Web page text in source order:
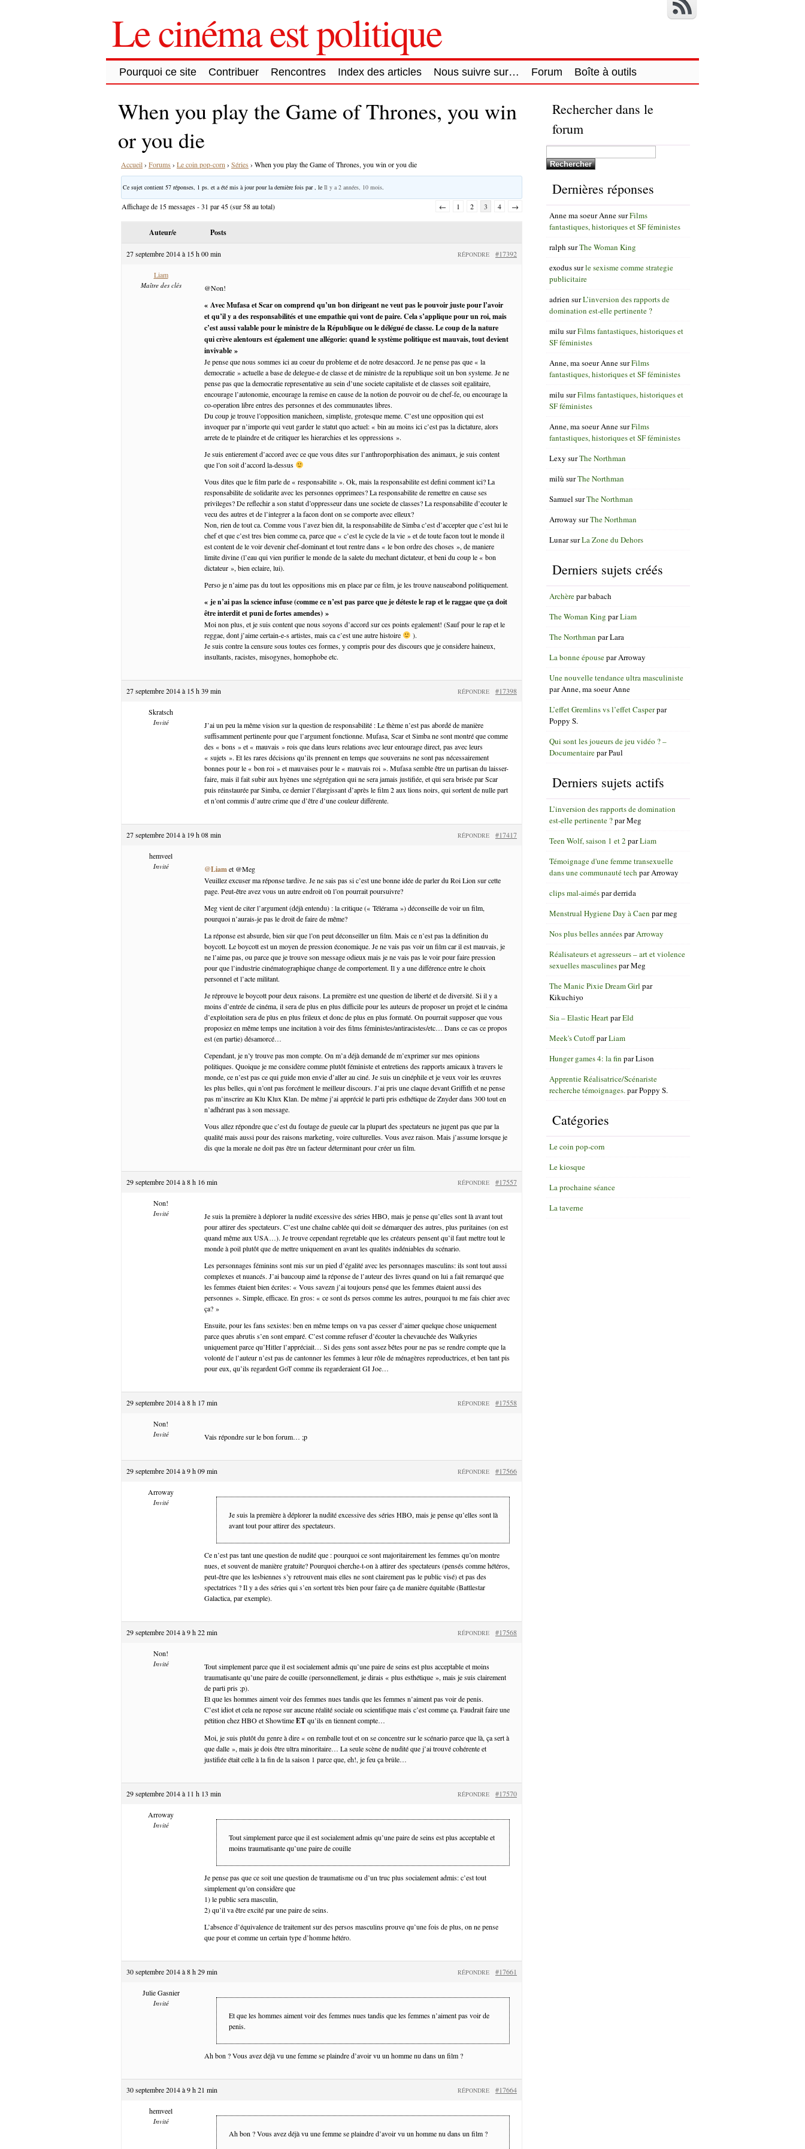
Le cinéma est politique
Pourquoi ce site Contribuer Rencontres Index des articles Nous suivre sur… Forum Boîte à outils
When you play the Game of Thrones, you win
or you die
Accueil› Forums › Le coin pop-corn › Séries › When you play the Game of Thrones, you win or you die
Ce sujet contient 57 réponses, 1 ps. et a été mis à jour pour la dernière fois par , le Il y a 2 années, 10 mois
Affichage de 15 messages - 31 par 45 (sur 58 au total) ← 1 2 3 4 →
Auteur/e Posts
27 septembre 2014 à 15 h 00 min #17392
RÉPONDRE
Liam
Maître des clés @Non!
« Avec Mufasa et Scar on comprend qu’un bon dirigeant ne veut pas le pouvoir juste pour l’avoir
et qu’il y a des responsabilités et une empathie qui vont de paire. Cela s’applique pour un roi, mais
c’est aussi valable pour le ministre de la République ou le délégué de classe. Le coup de la nature
qui crève alentours est également une allégorie: quand le système politique est mauvais, tout devient
invivable »
Je pense que nous sommes ici au coeur du probleme et de notre desaccord. Je ne pense pas que « la
democratie » actuelle a base de delegue-e de classe et de ministre de la republique soit un bon systeme. Je ne
pense pas que la democratie representative au sein d’une societe capitaliste et de classes soit egalitaire,
encourage l’autonomie, encourage la remise en cause de la notion de pouvoir ou de chef-fe, ou encourage la
co-operation libre entres des personnes et des communautes libres.
Du coup je trouve l’opposition manicheen, simpliste, grotesque meme. C’est une opposition qui est
invoquer par n’importe qui veut garder le statut quo actuel: « bin au moins ici c’est pas la dictature, alors
arrete de te plaindre et de critiquer les hierarchies et les oppressions ».
Je suis entierement d’accord avec ce que vous dites sur l’anthroporphisation des animaux, je suis content
que l’on soit d’accord la-dessus
Vous dites que le film parle de « responsabilite ». Ok, mais la responsabilite est defini comment ici? La
responsabilite de solidarite avec les personnes opprimees? La responsabilite de remettre en cause ses
privileges? De reflechir a son statut d’oppresseur dans une societe de classes? La responsabilite d’ecouter le
vecu des autres et de l’integrer a la facon dont on se comporte avec elleux?
Non, rien de tout ca. Comme vous l’avez bien dit, la responsabilite de Simba c’est d’accepter que c’est lui le
chef et que c’est tres bien comme ca, parce que « c’est le cycle de la vie » et de toute facon tout le monde il
est content de le voir devenir chef-dominant et tout rentre dans « le bon ordre des choses », de maniere
limite divine (l’eau qui vien purifier le monde de la salete du mechant dictateur, et beni du coup le « bon
dictateur », bien eclaire, lui).
Perso je n’aime pas du tout les oppositions mis en place par ce film, je les trouve nauseabond politiquement.
« je n’ai pas la science infuse (comme ce n’est pas parce que je déteste le rap et le raggae que ça doit
être interdit et puni de fortes amendes) »
Moi non plus, et je suis content que nous soyons d’accord sur ces points egalement! (Sauf pour le rap et le
reggae, dont j’aime certain-e-s artistes, mais ca c’est une autre histoire
).
Je suis contre la censure sous toutes ces formes, y compris pour des discours que je considere haineux,
insultants, racistes, misogynes, homophobe etc.
27 septembre 2014 à 15 h 39 min #17398
RÉPONDRE
Skratsch
Invité
J’ai un peu la même vision sur la question de responsabilité : Le thème n’est pas abordé de manière
suffisamment pertinente pour que l’argument fonctionne. Mufasa, Scar et Simba ne sont montré que comme
des « bons » et « mauvais » rois que dans leurs relations avec leur entourage direct, pas avec leurs
« sujets ». Et les rares décisions qu’ils prennent en temps que souverains ne sont pas nécessairement
bonnes pour le « bon roi » et mauvaises pour le « mauvais roi ». Mufasa semble être un partisan du laisser-
faire, mais il fait subir aux hyènes une ségrégation qui ne sera jamais justifiée, et qui sera brisée par Scar
puis réinstaurée par Simba, ce dernier l’élargissant d’après le film 2 aux lions noirs, qui sortent de nulle part
et n’ont commis d’autre crime que d’être d’une couleur différente.
27 septembre 2014 à 19 h 08 min #17417
RÉPONDRE
hemveel
Invité @Liamet @Meg
Veuillez excuser ma réponse tardive. Je ne sais pas si c’est une bonne idée de parler du Roi Lion sur cette
page. Peut-être avez vous un autre endroit où l’on pourrait poursuivre?
Meg vient de citer l’argument (déjà entendu) : la critique (« Télérama ») déconseille de voir un film,
pourquoi n’aurais-je pas le droit de faire de même?
La réponse est absurde, bien sûr que l’on peut déconseiller un film. Mais ce n’est pas la définition du
boycott. Le boycott est un moyen de pression économique. Je ne vais pas voir un film car il est mauvais, je
ne l’aime pas, ou parce que je trouve son message odieux mais je ne vais pas le voir pour faire pression
pour que l’industrie cinématographique change de comportement. Il y a une différence entre le choix
personnel et l’acte militant.
Je réprouve le boycott pour deux raisons. La première est une question de liberté et de diversité. Si il y a
moins d’entrée de cinéma, il sera de plus en plus difficile pour les auteurs de proposer un projet et le cinéma
d’exploitation sera de plus en plus frileux et donc de plus en plus formaté. On pourrait supposer que vous
proposiez en même temps une incitation à voir des films féministes/antiracistes/etc… Dans ce cas ce propos
est (en partie) désamorcé…
Cependant, je n’y trouve pas mon compte. On m’a déjà demandé de m’exprimer sur mes opinions
politiques. Quoique je me considère comme plutôt féministe et entretiens des rapports amicaux à travers le
monde, ce n’est pas ce qui guide mon envie d’aller au ciné. Je suis un cinéphile et je veux voir les œuvres
les plus belles, qui n’ont pas forcément le meilleur discours. J’ai pris une claque devant Griffith et ne pense
pas m’inscrire au Klu Klux Klan. De même j’ai apprécié le parti pris esthétique de Znyder dans 300 tout en
n’adhérant pas à son message.
Vous allez répondre que c’est du foutage de gueule car la plupart des spectateurs ne jugent pas que par la
qualité mais aussi pour des raisons marketing, voire culturelles. Vous avez raison. Mais j’assume lorsque je
dis que la morale ne doit pas être un facteur déterminant pour créer un film.
29 septembre 2014 à 8 h 16 min #17557
RÉPONDRE
Non!
Invité
Je suis la première à déplorer la nudité excessive des séries HBO, mais je pense qu’elles sont là avant tout
pour attirer des spectateurs. C’est une chaîne cablée qui doit se démarquer des autres, plus puritaines (on est
quand même aux USA…). Je trouve cependant regretable que les créateurs pensent qu’il faut mettre tout le
monde à poil plutôt que de mettre uniquement en avant les qualités indéniables du scénario.
Les personnages féminins sont mis sur un pied d’égalité avec les personnages masculins: ils sont tout aussi
complexes et nuancés. J’ai baucoup aimé la réponse de l’auteur des livres quand on lui a fait remarqué que
les femmes étaient bien écrites: « Vous savezn j’ai toujours pensé que les femmes étaient aussi des
personnes ». Simple, efficace. En gros: « ce sont ds persos comme les autres, pourquoi tu me fais chier avec
ça? »
Ensuite, pour les fans sexistes: ben en même temps on va pas cesser d’aimer quelque chose uniquement
parce ques abrutis s’en sont emparé. C’est comme refuser d’écouter la chevauchée des Walkyries
uniquement parce qu’Hitler l’appréciait… Si des gens sont assez bêtes pour ne pas se rendre compte que la
volonté de l’auteur n’est pas de cantonner les femmes à leur rôle de ménagères reproductrices, et ben tant pis
pour eux, qu’ils regardent GoT comme ils regarderaient GI Joe…
29 septembre 2014 à 8 h 17 min #17558
RÉPONDRE
Non!
Invité Vais répondre sur le bon forum… ;p
29 septembre 2014 à 9 h 09 min #17566
RÉPONDRE
Arroway
Invité
Je suis la première à déplorer la nudité excessive des séries HBO, mais je pense qu’elles sont là
avant tout pour attirer des spectateurs.
Ce n’est pas tant une question de nudité que : pourquoi ce sont majoritairement les femmes qu’on montre
nues, et souvent de manière gratuite? Pourquoi cherche-t-on à attirer des spectateurs (pensés comme hétéros,
peut-être que les lesbiennes s’y retrouvent mais elles ne sont clairement pas le public visé) et pas des
spectatrices ? Il y a des séries qui s’en sortent très bien pour faire ça de manière équitable (Battlestar
Galactica, par exemple).
29 septembre 2014 à 9 h 22 min #17568
RÉPONDRE
Non!
Invité
Tout simplement parce que il est socialement admis qu’une paire de seins est plus acceptable et moins
traumatisante qu’une paire de couille (personnellement, je dirais « plus esthétique », mais je suis clairement
de parti pris ;p).
Et que les hommes aiment voir des femmes nues tandis que les femmes n’aiment pas voir de penis.
C’est idiot et cela ne repose sur aucune réalité sociale ou scientifique mais c’est comme ça. Faudrait faire une
pétition chez HBO et ShowtimeETqu’ils en tiennent compte…
Moi, je suis plutôt du genre à dire « on remballe tout et on se concentre sur le scénario parce que là, ça sert à
que dalle », mais je dois être ultra minoritaire… La seule scène de nudité que j’ai trouvé cohérente et
justifiée était celle à la fin de la saison 1 parce que, eh!, je feu ça brûle…
29 septembre 2014 à 11 h 13 min #17570
RÉPONDRE
Arroway
Invité
Tout simplement parce que il est socialement admis qu’une paire de seins est plus acceptable et
moins traumatisante qu’une paire de couille
Je pense pas que ce soit une question de traumatisme ou d’un truc plus socialement admis: c’est tout
simplement qu’on considère que
1) le public sera masculin,
2) qu’il va être excité par une paire de seins.
L’absence d’équivalence de traitement sur des persos masculins prouve qu’une fois de plus, on ne pense
que pour et comme un certain type d’homme hétéro.
30 septembre 2014 à 8 h 29 min #17661
RÉPONDRE
Julie Gasnier
Invité
Et que les hommes aiment voir des femmes nues tandis que les femmes n’aiment pas voir de
penis.
Ah bon ? Vous avez déjà vu une femme se plaindre d’avoir vu un homme nu dans un film ?
30 septembre 2014 à 9 h 21 min #17664
RÉPONDRE
hemveel
Invité
Ah bon ? Vous avez déjà vu une femme se plaindre d’avoir vu un homme nu dans un film ?
Rechercher dans le
forum
Dernières réponses
Anne ma soeur AnnesurFilms
fantastiques, historiques et SF féministes
ralph surThe Woman King
exodussurle sexisme comme strategie
publicitaire
adrien surL’inversion des rapports de
domination est-elle pertinente ?
milu surFilms fantastiques, historiques et
SF féministes
Anne, ma soeur AnnesurFilms
fantastiques, historiques et SF féministes
milu surFilms fantastiques, historiques et
SF féministes
Anne, ma soeur AnnesurFilms
fantastiques, historiques et SF féministes
Lexy surThe Northman
milù surThe Northman
Samuel surThe Northman
Arroway surThe Northman
LunarsurLa Zone du Dehors
Derniers sujets créés
Archèreparbabach
The Woman King parLiam
The Northman parLara
La bonne épouseparArroway
Une nouvelle tendance ultra masculiniste
parAnne, ma soeur Anne
L’effet Gremlins vs l’effet Casperpar
Poppy S.
Qui sont les joueurs de jeu vidéo ? –
DocumentaireparPaul
Derniers sujets actifs
L’inversion des rapports de domination
est-elle pertinente ?parMeg
Teen Wolf, saison 1 et 2 parLiam
Témoignage d'une femme transexuelle
dans une communauté tech parArroway
clips mal-aimésparderrida
Menstrual Hygiene Day à Caen parmeg
Nos plus belles annéesparArroway
Réalisateurs et agresseurs – art et violence
sexuelles masculinesparMeg
The Manic Pixie Dream Girl par
Kikuchiyo
Sia – Elastic HeartparEld
Meek's CutoffparLiam
Hunger games 4: la fin parLison
Apprentie Réalisatrice/Scénariste
recherche témoignages. parPoppy S.
Catégories
Le coin pop-corn
Le kiosque
La prochaine séance
La taverne